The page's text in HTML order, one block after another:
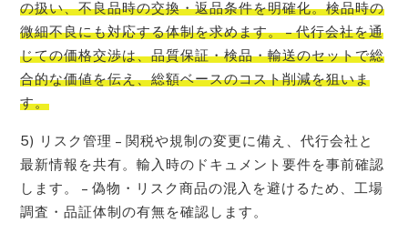
の扱い、不良品時の交換・返品条件を明確化。検品時の
微細不良にも対応する体制を求めます。 – 代行会社を通
じての価格交渉は、品質保証・検品・輸送のセットで総
合的な価値を伝え、総額ベースのコスト削減を狙いま
す。
5) リスク管理 – 関税や規制の変更に備え、代行会社と
最新情報を共有。輸入時のドキュメント要件を事前確認
します。 – 偽物・リスク商品の混入を避けるため、工場
調査・品証体制の有無を確認します。